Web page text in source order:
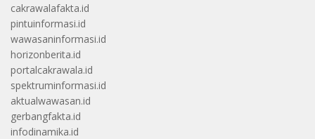
cakrawalafakta.id
pintuinformasi.id
wawasaninformasi.id
horizonberita.id
portalcakrawala.id
spektruminformasi.id
aktualwawasan.id
gerbangfakta.id
infodinamika.id